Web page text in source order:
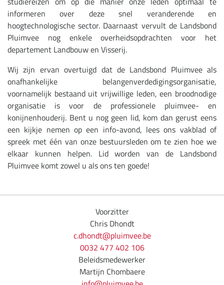
informeren over deze snel veranderende en
hoogtechnologische sector. Daarnaast vervult de Landsbond
Pluimvee nog enkele overheidsopdrachten voor het
departement Landbouw en Visserij.
Wij zijn ervan overtuigd dat de Landsbond Pluimvee als
onafhankelijke belangenverdedigingsorganisatie,
voornamelijk bestaand uit vrijwillige leden, een broodnodige
organisatie is voor de professionele pluimvee- en
konijnenhouderij. Bent u nog geen lid, kom dan gerust eens
een kijkje nemen op een info-avond, lees ons vakblad of
spreek met één van onze bestuursleden om te zien hoe we
elkaar kunnen helpen. Lid worden van de Landsbond
Pluimvee komt zowel u als ons ten goede!
Voorzitter
Chris Dhondt
c.dhondt@pluimvee.be
0032 477 402 106
Beleidsmedewerker
Martijn Chombaere